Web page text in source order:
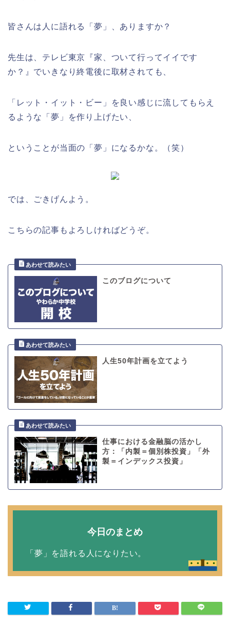
皆さんは人に語れる「夢」、ありますか？
先生は、テレビ東京『家、ついて行ってイイです
か？』でいきなり終電後に取材されても、
「レット・イット・ビー」を良い感じに流してもらえ
るような「夢」を作り上げたい、
ということが当面の「夢」になるかな。（笑）
では、ごきげんよう。
こちらの記事もよろしければどうぞ。
このブログについて
人生50年計画を立てよう
仕事における金融脳の活かし
方：「内製＝個別株投資」「外
製＝インデックス投資」
今日のまとめ
「夢」を語れる人になりたい。